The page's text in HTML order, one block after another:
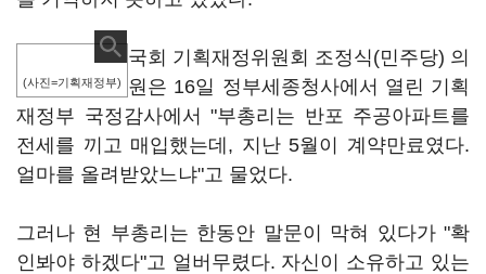
(사진=기획재정부)
국회 기획재정위원회 조정식(민주당) 의
원은 16일 정부세종청사에서 열린 기획
재정부 국정감사에서 "부총리는 반포 주공아파트를
전세를 끼고 매입했는데, 지난 5월이 계약만료였다.
얼마를 올려받았느냐"고 물었다.
그러나 현 부총리는 한동안 말문이 막혀 있다가 "확
인봐야 하겠다"고 얼버무렸다. 자신이 소유하고 있는